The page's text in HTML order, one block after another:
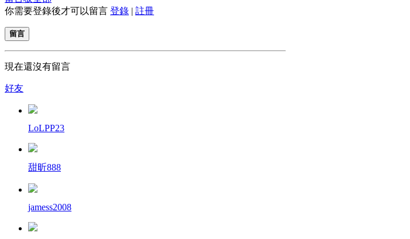
你需要登錄後才可以留言 登錄 | 註冊
留言
現在還沒有留言
好友
LoLPP23
甜昕888
jamess2008